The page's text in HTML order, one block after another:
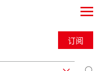
订阅